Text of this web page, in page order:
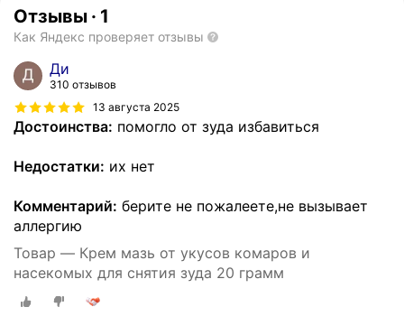
Отзывы · 1
Как Яндекс проверяет отзывы
Ди
310 отзывов
13 августа 2025
Достоинства: помогло от зуда избавиться
Недостатки: их нет
Комментарий: берите не пожалеете,не вызывает
аллергию
Товар — Крем мазь от укусов комаров и
насекомых для снятия зуда 20 грамм